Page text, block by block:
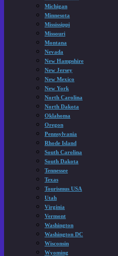
Michigan
Minnesota
Mississippi
Missouri
Montana
Nevada
New Hampshire
New Jersey
New Mexico
New York
North Carolina
North Dakota
Oklahoma
Oregon
Pennsylvania
Rhode Island
South Carolina
South Dakota
Tennessee
Texas
Tourismus USA
Utah
Virginia
Vermont
Washington
Washington DC
Wisconsin
Wyoming